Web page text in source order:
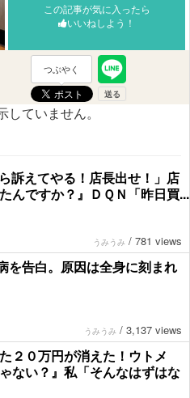
この記事が気に入ったら
いいねしよう！
つぶやく
ていません。
訴えてやる！店長出せ！」店
んですか？』ＤＱＮ「昨日買...
うみうみ / 781 views
を告白。原因は全身に刻まれ
うみうみ / 3,137 views
２０万円が消えた！ウトメ
ない？』私「そんなはずはな